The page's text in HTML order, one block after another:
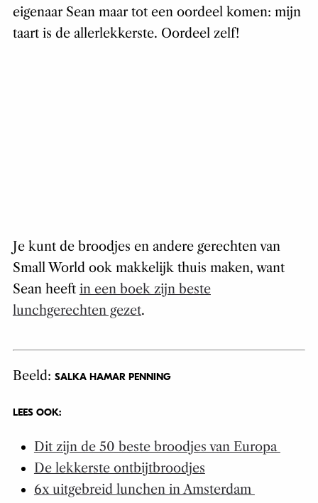
eigenaar Sean maar tot een oordeel komen: mijn
taart is de allerlekkerste. Oordeel zelf!
Je kunt de broodjes en andere gerechten van
Small World ook makkelijk thuis maken, want
Sean heeft in een boek zijn beste
lunchgerechten gezet.
Beeld: SALKA HAMAR PENNING
LEES OOK:
Dit zijn de 50 beste broodjes van Europa
De lekkerste ontbijtbroodjes
6x uitgebreid lunchen in Amsterdam